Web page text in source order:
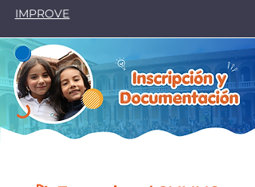
IMPROVE